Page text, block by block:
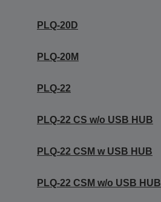
PLQ-20D
PLQ-20M
PLQ-22
PLQ-22 CS w/o USB HUB
PLQ-22 CSM w USB HUB
PLQ-22 CSM w/o USB HUB